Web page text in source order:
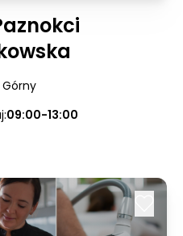
09:00-13:00